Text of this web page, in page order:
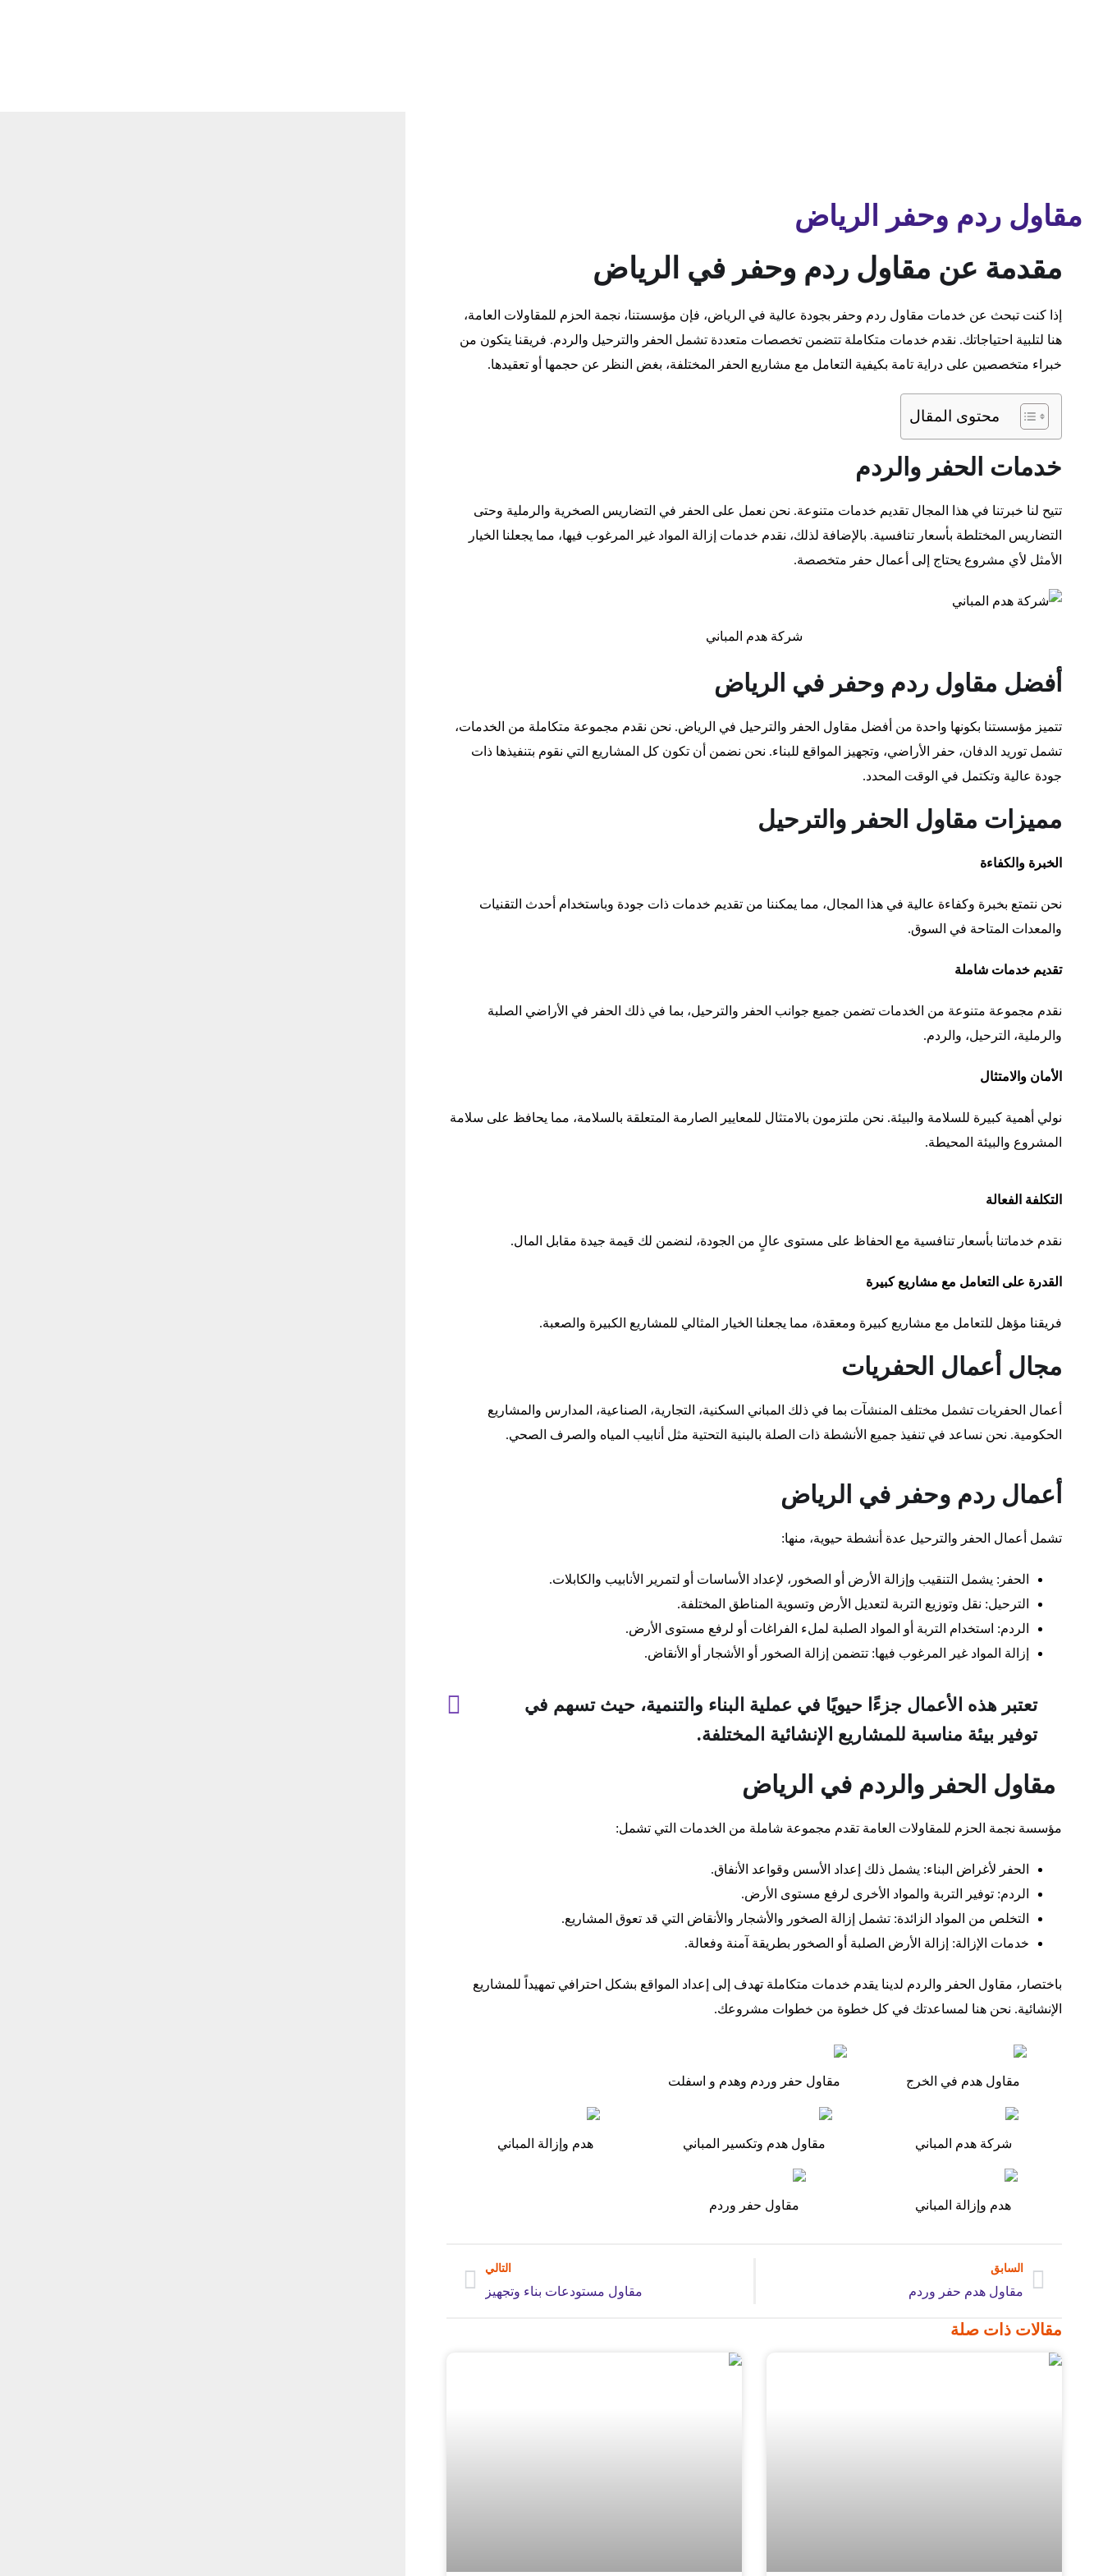
مقاول ردم وحفر الرياض
مقدمة عن مقاول ردم وحفر في الرياض
إذا كنت تبحث عن خدمات مقاول ردم وحفر بجودة عالية في الرياض، فإن مؤسستنا، نجمة الحزم للمقاولات العامة،
هنا لتلبية احتياجاتك. نقدم خدمات متكاملة تتضمن تخصصات متعددة تشمل الحفر والترحيل والردم. فريقنا يتكون من
خبراء متخصصين على دراية تامة بكيفية التعامل مع مشاريع الحفر المختلفة، بغض النظر عن حجمها أو تعقيدها.
محتوى المقال
خدمات الحفر والردم
تتيح لنا خبرتنا في هذا المجال تقديم خدمات متنوعة. نحن نعمل على الحفر في التضاريس الصخرية والرملية وحتى
التضاريس المختلطة بأسعار تنافسية. بالإضافة لذلك، نقدم خدمات إزالة المواد غير المرغوب فيها، مما يجعلنا الخيار
الأمثل لأي مشروع يحتاج إلى أعمال حفر متخصصة.
شركة هدم المباني
أفضل مقاول ردم وحفر في الرياض
تتميز مؤسستنا بكونها واحدة من أفضل مقاول الحفر والترحيل في الرياض. نحن نقدم مجموعة متكاملة من الخدمات،
تشمل توريد الدفان، حفر الأراضي، وتجهيز المواقع للبناء. نحن نضمن أن تكون كل المشاريع التي نقوم بتنفيذها ذات
جودة عالية وتكتمل في الوقت المحدد.
مميزات مقاول الحفر والترحيل
الخبرة والكفاءة
نحن نتمتع بخبرة وكفاءة عالية في هذا المجال، مما يمكننا من تقديم خدمات ذات جودة وباستخدام أحدث التقنيات
والمعدات المتاحة في السوق.
تقديم خدمات شاملة
نقدم مجموعة متنوعة من الخدمات تضمن جميع جوانب الحفر والترحيل، بما في ذلك الحفر في الأراضي الصلبة
والرملية، الترحيل، والردم.
الأمان والامتثال
نولي أهمية كبيرة للسلامة والبيئة. نحن ملتزمون بالامتثال للمعايير الصارمة المتعلقة بالسلامة، مما يحافظ على سلامة
المشروع والبيئة المحيطة.
التكلفة الفعالة
نقدم خدماتنا بأسعار تنافسية مع الحفاظ على مستوى عالٍ من الجودة، لنضمن لك قيمة جيدة مقابل المال.
القدرة على التعامل مع مشاريع كبيرة
فريقنا مؤهل للتعامل مع مشاريع كبيرة ومعقدة، مما يجعلنا الخيار المثالي للمشاريع الكبيرة والصعبة.
مجال أعمال الحفريات
أعمال الحفريات تشمل مختلف المنشآت بما في ذلك المباني السكنية، التجارية، الصناعية، المدارس والمشاريع
الحكومية. نحن نساعد في تنفيذ جميع الأنشطة ذات الصلة بالبنية التحتية مثل أنابيب المياه والصرف الصحي.
أعمال ردم وحفر في الرياض
تشمل أعمال الحفر والترحيل عدة أنشطة حيوية، منها:
الحفر: يشمل التنقيب وإزالة الأرض أو الصخور، لإعداد الأساسات أو لتمرير الأنابيب والكابلات.
الترحيل: نقل وتوزيع التربة لتعديل الأرض وتسوية المناطق المختلفة.
الردم: استخدام التربة أو المواد الصلبة لملء الفراغات أو لرفع مستوى الأرض.
إزالة المواد غير المرغوب فيها: تتضمن إزالة الصخور أو الأشجار أو الأنقاض.
تعتبر هذه الأعمال جزءًا حيويًا في عملية البناء والتنمية، حيث تسهم في
توفير بيئة مناسبة للمشاريع الإنشائية المختلفة.
مقاول الحفر والردم في الرياض
مؤسسة نجمة الحزم للمقاولات العامة تقدم مجموعة شاملة من الخدمات التي تشمل:
الحفر لأغراض البناء: يشمل ذلك إعداد الأسس وقواعد الأنفاق.
الردم: توفير التربة والمواد الأخرى لرفع مستوى الأرض.
التخلص من المواد الزائدة: تشمل إزالة الصخور والأشجار والأنقاض التي قد تعوق المشاريع.
خدمات الإزالة: إزالة الأرض الصلبة أو الصخور بطريقة آمنة وفعالة.
باختصار، مقاول الحفر والردم لدينا يقدم خدمات متكاملة تهدف إلى إعداد المواقع بشكل احترافي تمهيداً للمشاريع
الإنشائية. نحن هنا لمساعدتك في كل خطوة من خطوات مشروعك.
مقاول هدم في الخرج مقاول حفر وردم وهدم و اسفلت
شركة هدم المباني مقاول هدم وتكسير المباني هدم وإزالة المباني
هدم وإزالة المباني مقاول حفر وردم
السابق
مقاول هدم حفر وردم
التالي
مقاول مستودعات بناء وتجهيز
مقالات ذات صلة